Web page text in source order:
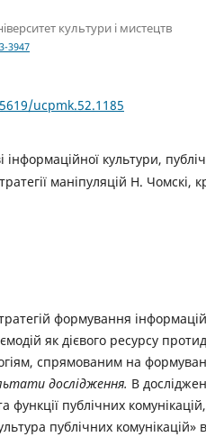
культури і мистецтв
3947
ucpmk.52.1185
інформаційної культури,
маніпуляцій Н. Чомскі,
формування
як дієвого ресурсу
спрямованим на
дослідження. В
функції публічних
публічних комунікацій»